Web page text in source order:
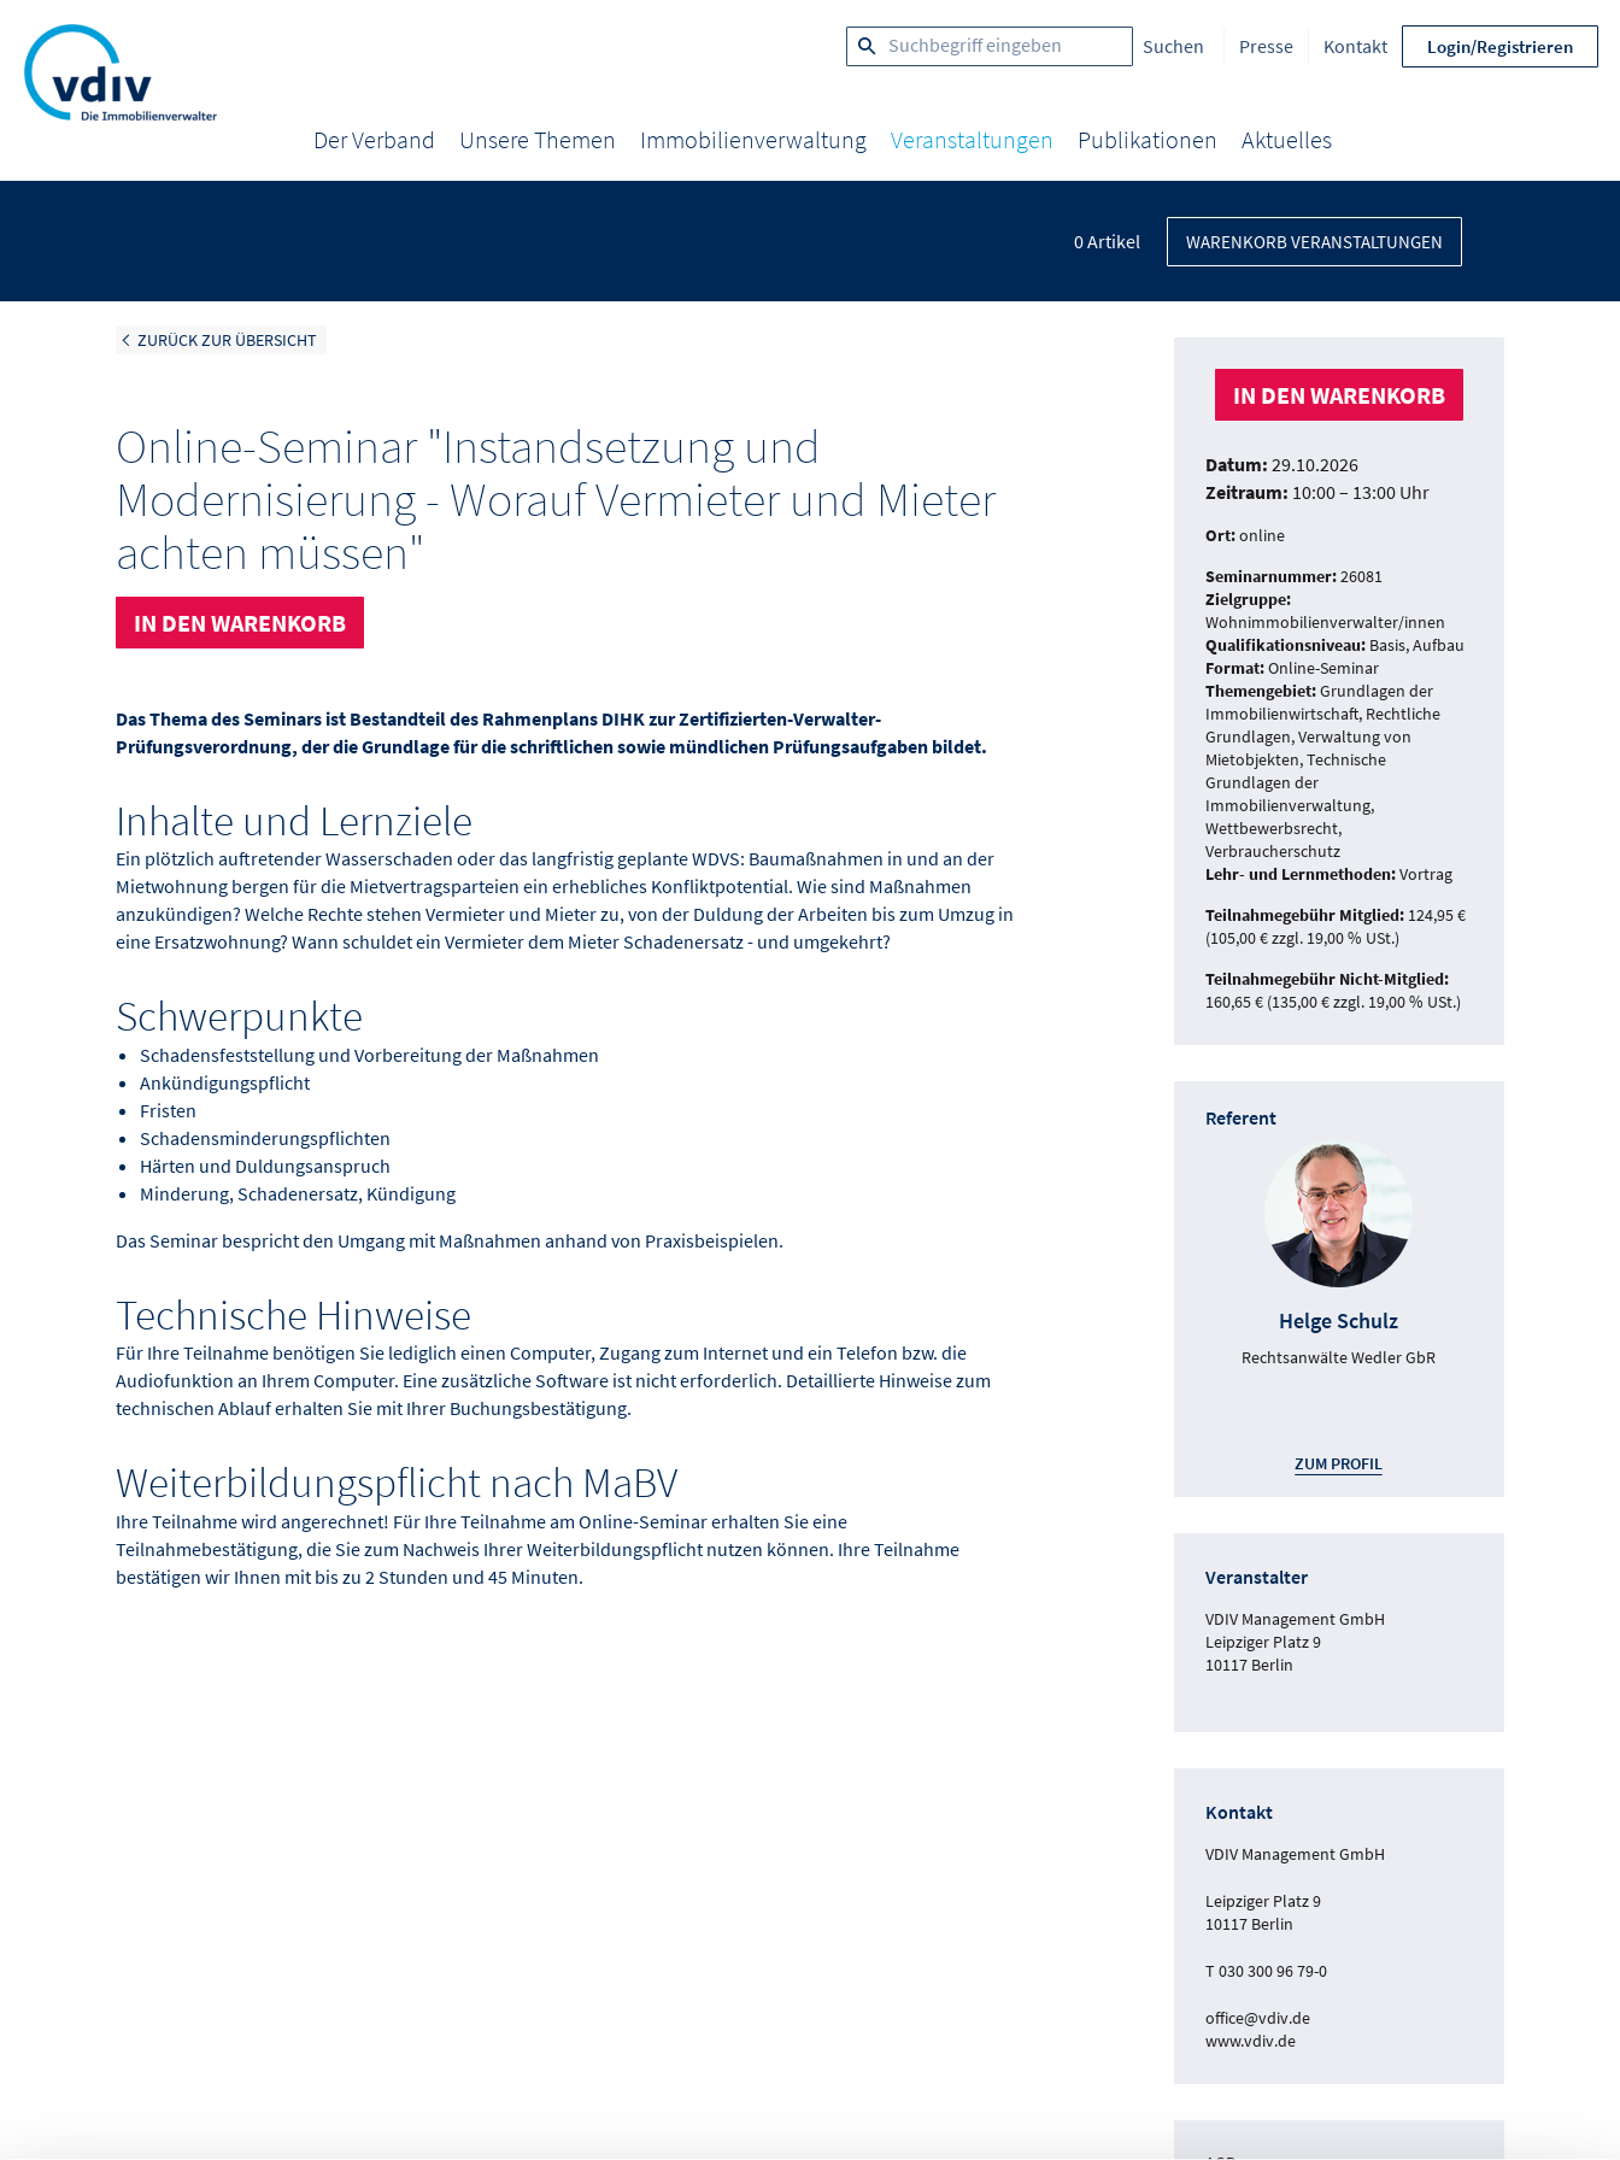
Presse Kontakt Login/Registrieren
Der Verband Unsere Themen Immobilienverwaltung Veranstaltungen Publikationen Aktuelles
0Artikel WARENKORB VERANSTALTUNGEN
ZURÜCK ZUR ÜBERSICHT
Online-Seminar "Instandsetzung und
Modernisierung - Worauf Vermieter und Mieter
achten müssen"
IN DEN WARENKORB
Das Thema des Seminars ist Bestandteil des Rahmenplans DIHK zur Zertifizierten-Verwalter-
Prüfungsverordnung, der die Grundlage für die schriftlichen sowie mündlichen Prüfungsaufgaben bildet.
Inhalte und Lernziele
Ein plötzlich auftretender Wasserschaden oder das langfristig geplante WDVS: Baumaßnahmen in und an der
Mietwohnung bergen für die Mietvertragsparteien ein erhebliches Konfliktpotential. Wie sind Maßnahmen
anzukündigen? Welche Rechte stehen Vermieter und Mieter zu, von der Duldung der Arbeiten bis zum Umzug in
eine Ersatzwohnung? Wann schuldet ein Vermieter dem Mieter Schadenersatz - und umgekehrt?
Schwerpunkte
Schadensfeststellung und Vorbereitung der Maßnahmen
Ankündigungspflicht
Fristen
Schadensminderungspflichten
Härten und Duldungsanspruch
Minderung, Schadenersatz, Kündigung
Das Seminar bespricht den Umgang mit Maßnahmen anhand von Praxisbeispielen.
Technische Hinweise
Für Ihre Teilnahme benötigen Sie lediglich einen Computer, Zugang zum Internet und ein Telefon bzw. die
Audiofunktion an Ihrem Computer. Eine zusätzliche Software ist nicht erforderlich. Detaillierte Hinweise zum
technischen Ablauf erhalten Sie mit Ihrer Buchungsbestätigung.
Weiterbildungspflicht nach MaBV
Ihre Teilnahme wird angerechnet! Für Ihre Teilnahme am Online-Seminar erhalten Sie eine
Teilnahmebestätigung, die Sie zum Nachweis Ihrer Weiterbildungspflicht nutzen können. Ihre Teilnahme
bestätigen wir Ihnen mit bis zu 2 Stunden und 45 Minuten.
IN DEN WARENKORB
Datum: 29.10.2026
Zeitraum: 10:00 – 13:00 Uhr
Ort:online
Seminarnummer:26081
Zielgruppe:
Wohnimmobilienverwalter/innen
Qualifikationsniveau:Basis, Aufbau
Format:Online-Seminar
Themengebiet:Grundlagen der
Immobilienwirtschaft, Rechtliche
Grundlagen, Verwaltung von
Mietobjekten, Technische
Grundlagen der
Immobilienverwaltung,
Wettbewerbsrecht,
Verbraucherschutz
Lehr- und Lernmethoden:Vortrag
Teilnahmegebühr Mitglied:124,95 €
(105,00 € zzgl. 19,00 % USt.)
Teilnahmegebühr Nicht-Mitglied:
160,65 € (135,00 € zzgl. 19,00 % USt.)
Referent
Helge Schulz
Rechtsanwälte Wedler GbR
ZUM PROFIL
Veranstalter
VDIV Management GmbH
Leipziger Platz 9
10117 Berlin
Kontakt
VDIV Management GmbH
Leipziger Platz 9
10117 Berlin
T 030 300 96 79-0
office@vdiv.de
www.vdiv.de